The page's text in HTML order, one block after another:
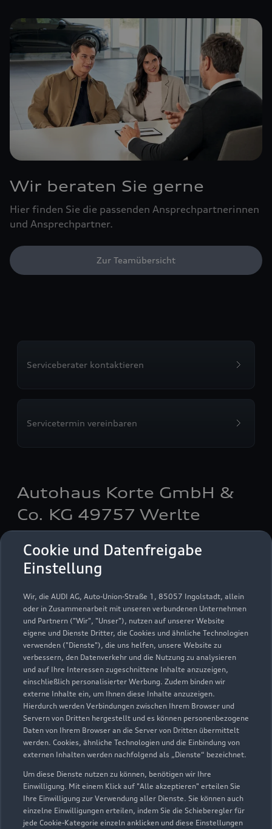
Cookie und Datenfreigabe
Einstellung
Wir, die AUDI AG, Auto-Union-Straße 1, 85057 Ingolstadt, allein
oder in Zusammenarbeit mit unseren verbundenen Unternehmen
und Partnern ("Wir", "Unser"), nutzen auf unserer Website
eigene und Dienste Dritter, die Cookies und ähnliche Technologien
verwenden ("Dienste"), die uns helfen, unsere Website zu
verbessern, den Datenverkehr und die Nutzung zu analysieren
und auf Ihre Interessen zugeschnittene Inhalte anzuzeigen,
einschließlich personalisierter Werbung. Zudem binden wir
externe Inhalte ein, um Ihnen diese Inhalte anzuzeigen.
Hierdurch werden Verbindungen zwischen Ihrem Browser und
Servern von Dritten hergestellt und es können personenbezogene
Daten von Ihrem Browser an die Server von Dritten übermittelt
werden. Cookies, ähnliche Technologien und die Einbindung von
externen Inhalten werden nachfolgend als „Dienste“ bezeichnet.
Um diese Dienste nutzen zu können, benötigen wir Ihre
Einwilligung. Mit einem Klick auf "Alle akzeptieren" erteilen Sie
Ihre Einwilligung zur Verwendung aller Dienste. Sie können auch
einzelne Einwilligungen erteilen, indem Sie die Schieberegler für
jede Cookie-Kategorie einzeln anklicken und diese Einstellungen
Wir beraten Sie gerne
Hier finden Sie die passenden Ansprechpartnerinnen
und Ansprechpartner.
Zur Teamübersicht
Serviceberater kontaktieren
Servicetermin vereinbaren
Autohaus Korte GmbH &
Co. KG 49757 Werlte
Sögeler Straße 9
49757 Werlte
05951 98820
info@autohaus-korte.de